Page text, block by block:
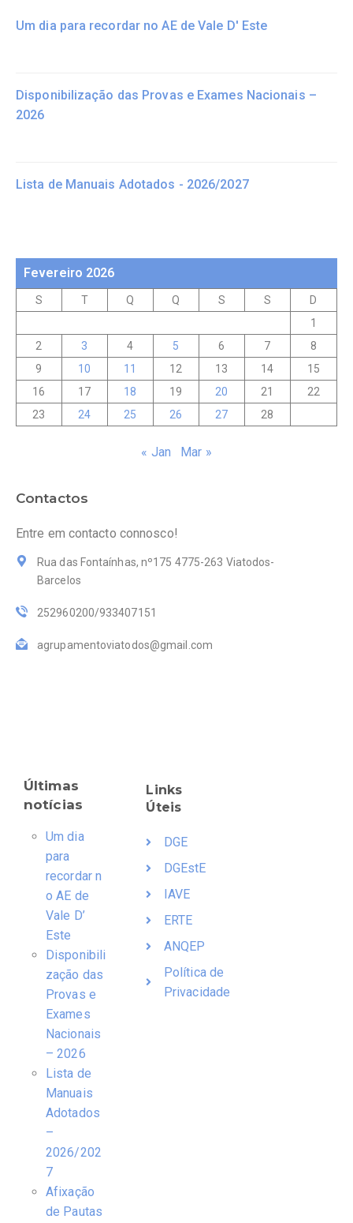
Um dia para recordar no AE de Vale D' Este
Disponibilização das Provas e Exames Nacionais –
2026
Lista de Manuais Adotados - 2026/2027
Fevereiro 2026
S T Q Q S S
D
1
2
3 4 5 6 7
8
9
10 11 12 13 14
15
16
17 18 19 20 21
22
23
24 25 26 27 28
« Jan Mar »
Contactos
Entre em contacto connosco!
Rua das Fontaínhas, nº175 4775-263 Viatodos-
Barcelos
252960200/933407151
agrupamentoviatodos@gmail.com
Últimas
notícias
Um dia
para
recordar n
o AE de
Vale D’
Este
Disponibili
zação das
Provas e
Exames
Nacionais
– 2026
Lista de
Manuais
Adotados
–
2026/202
7
Afixação
de Pautas
Links
Úteis
DGE
DGEstE
IAVE
ERTE
ANQEP
Política de
Privacidade